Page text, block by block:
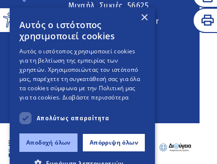
Μιχαήλ, Συκιές, 56625
neapoli.sykies@ddt.gov.gr
Ακολουθήστε
English Version
An project
×
Αυτός ο ιστότοπος
χρησιμοποιεί cookies
Αυτός ο ιστότοπος χρησιμοποιεί cookies
για τη βελτίωση της εμπειρίας των
χρηστών. Χρησιμοποιώντας τον ιστότοπό
μας, παρέχετε τη συγκατάθεσή σας για όλα
τα cookies σύμφωνα με την Πολιτική μας
για τα cookies. Διαβάστε περισσότερα
Απολύτως απαραίτητα
Αποδοχή όλων Απόρριψη όλων